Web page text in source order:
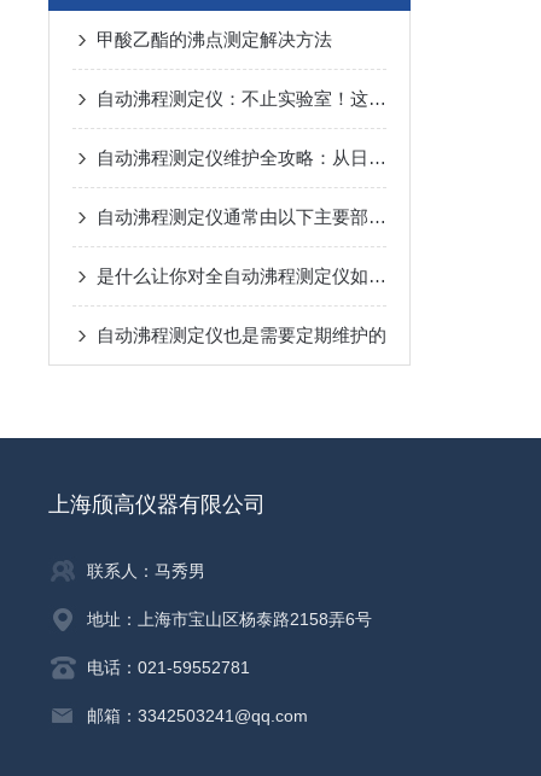
甲酸乙酯的沸点测定解决方法
自动沸程测定仪：不止实验室！这些关键领域都在用它“精准控温”
自动沸程测定仪维护全攻略：从日常养护到故障预防，一步到位！
自动沸程测定仪通常由以下主要部件组成
是什么让你对全自动沸程测定仪如此看好的
自动沸程测定仪也是需要定期维护的
上海颀高仪器有限公司
联系人：马秀男
地址：上海市宝山区杨泰路2158弄6号
电话：021-59552781
邮箱：3342503241@qq.com